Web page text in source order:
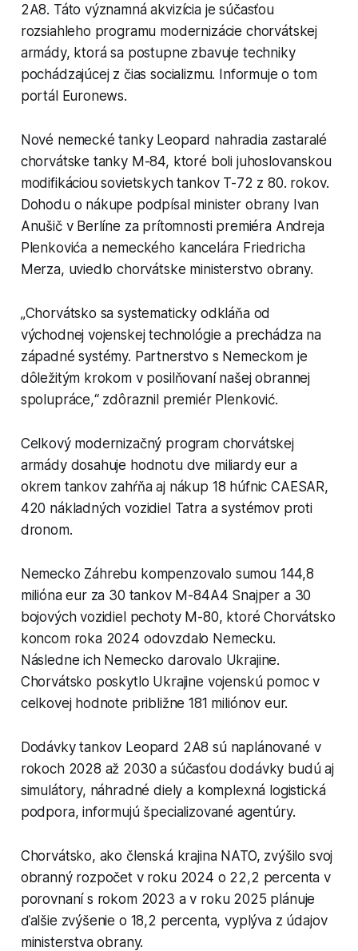
2A8. Táto významná akvizícia je súčasťou
rozsiahleho programu modernizácie chorvátskej
armády, ktorá sa postupne zbavuje techniky
pochádzajúcej z čias socializmu. Informuje o tom
portál Euronews.
Nové nemecké tanky Leopard nahradia zastaralé
chorvátske tanky M-84, ktoré boli juhoslovanskou
modifikáciou sovietskych tankov T-72 z 80. rokov.
Dohodu o nákupe podpísal minister obrany Ivan
Anušič v Berlíne za prítomnosti premiéra Andreja
Plenkovića a nemeckého kancelára Friedricha
Merza, uviedlo chorvátske ministerstvo obrany.
„Chorvátsko sa systematicky odkláňa od
východnej vojenskej technológie a prechádza na
západné systémy. Partnerstvo s Nemeckom je
dôležitým krokom v posilňovaní našej obrannej
spolupráce,“ zdôraznil premiér Plenković.
Celkový modernizačný program chorvátskej
armády dosahuje hodnotu dve miliardy eur a
okrem tankov zahŕňa aj nákup 18 húfnic CAESAR,
420 nákladných vozidiel Tatra a systémov proti
dronom.
Nemecko Záhrebu kompenzovalo sumou 144,8
milióna eur za 30 tankov M-84A4 Snajper a 30
bojových vozidiel pechoty M-80, ktoré Chorvátsko
koncom roka 2024 odovzdalo Nemecku.
Následne ich Nemecko darovalo Ukrajine.
Chorvátsko poskytlo Ukrajine vojenskú pomoc v
celkovej hodnote približne 181 miliónov eur.
Dodávky tankov Leopard 2A8 sú naplánované v
rokoch 2028 až 2030 a súčasťou dodávky budú aj
simulátory, náhradné diely a komplexná logistická
podpora, informujú špecializované agentúry.
Chorvátsko, ako členská krajina NATO, zvýšilo svoj
obranný rozpočet v roku 2024 o 22,2 percenta v
porovnaní s rokom 2023 a v roku 2025 plánuje
ďalšie zvýšenie o 18,2 percenta, vyplýva z údajov
ministerstva obrany.